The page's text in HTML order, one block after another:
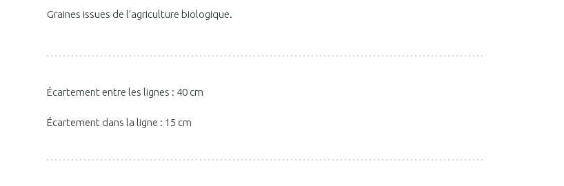
Graines issues de l’agriculture biologique.
Écartement entre les lignes : 40 cm
Écartement dans la ligne : 15 cm